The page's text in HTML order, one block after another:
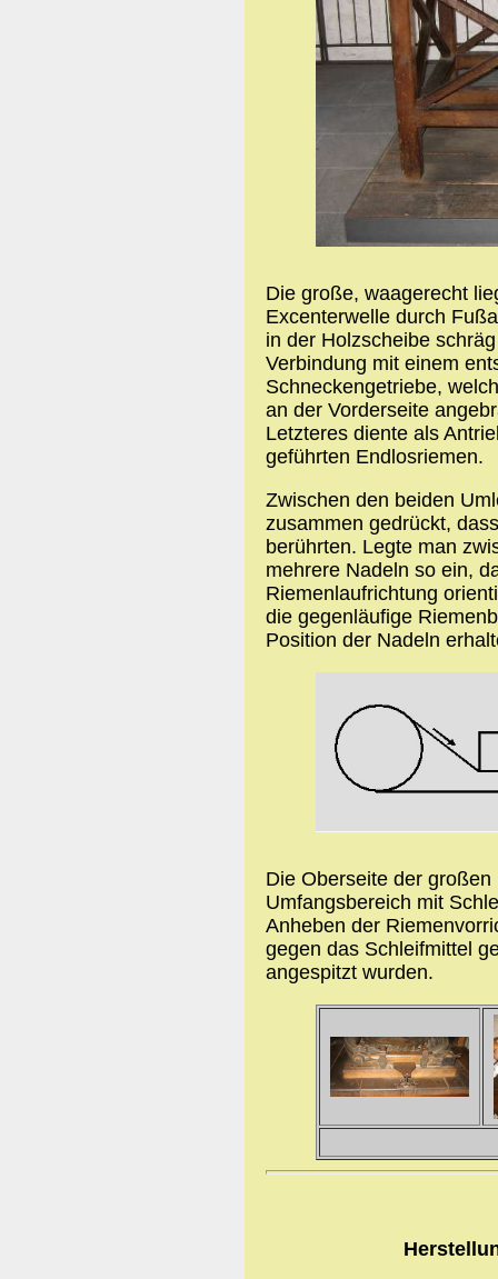
Die große, waagerecht
Excenterwelle durch
in der Holzscheibe
Verbindung mit einem
Schneckengetriebe,
an der Vorderseite
Letzteres diente als
geführten Endlosriemen.
Zwischen den beiden
zusammen gedrückt,
berührten. Legte man
mehrere Nadeln so ein,
Riemenlaufrichtung
die gegenläufige
Position der Nadeln
Die Oberseite der
Umfangsbereich mit
Anheben der
gegen das Schleifmittel
angespitzt wurden.